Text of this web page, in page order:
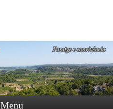
Paratge e Convivència
Menu